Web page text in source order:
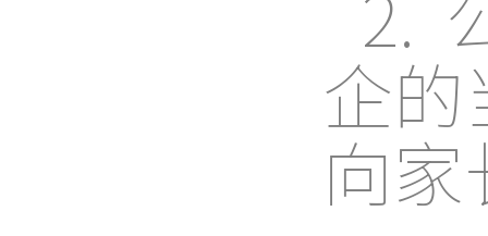
企
向